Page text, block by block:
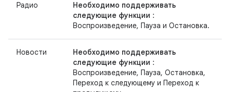
Радио
Необходимо поддерживать
следующие функции :
Воспроизведение, Пауза и Остановка.
Новости
Необходимо поддерживать
следующие функции :
Воспроизведение, Пауза, Остановка,
Переход к следующему и Переход к